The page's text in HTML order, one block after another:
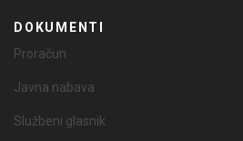
DOKUMENTI
Proračun
Javna nabava
Službeni glasnik